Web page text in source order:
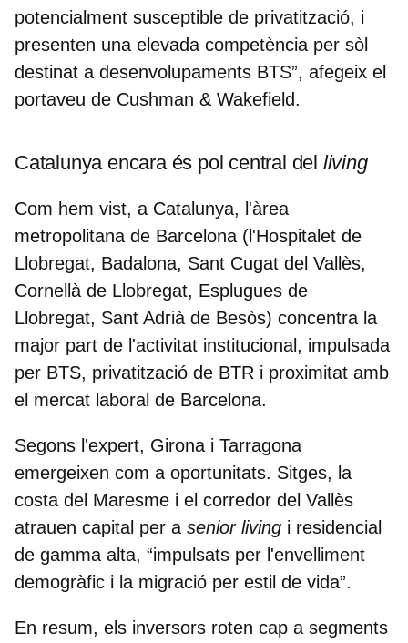
potencialment susceptible de privatització, i
presenten una elevada competència per sòl
destinat a desenvolupaments BTS”, afegeix el
portaveu de Cushman & Wakefield.
Catalunya encara és pol central del living
Com hem vist, a Catalunya, l'àrea
metropolitana de Barcelona (l'Hospitalet de
Llobregat, Badalona, Sant Cugat del Vallès,
Cornellà de Llobregat, Esplugues de
Llobregat, Sant Adrià de Besòs) concentra la
major part de l'activitat institucional, impulsada
per BTS, privatització de BTR i proximitat amb
el mercat laboral de Barcelona.
Segons l'expert, Girona i Tarragona
emergeixen com a oportunitats. Sitges, la
costa del Maresme i el corredor del Vallès
atrauen capital per a senior living i residencial
de gamma alta, “impulsats per l'envelliment
demogràfic i la migració per estil de vida”.
En resum, els inversors roten cap a segments